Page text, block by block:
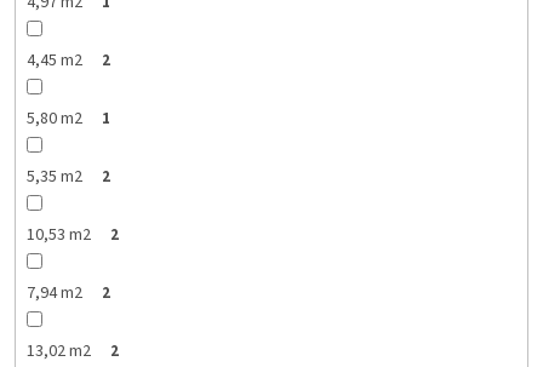
4,45 m2 2
5,80 m2 1
5,35 m2 2
10,53 m2 2
7,94 m2 2
13,02 m2 2